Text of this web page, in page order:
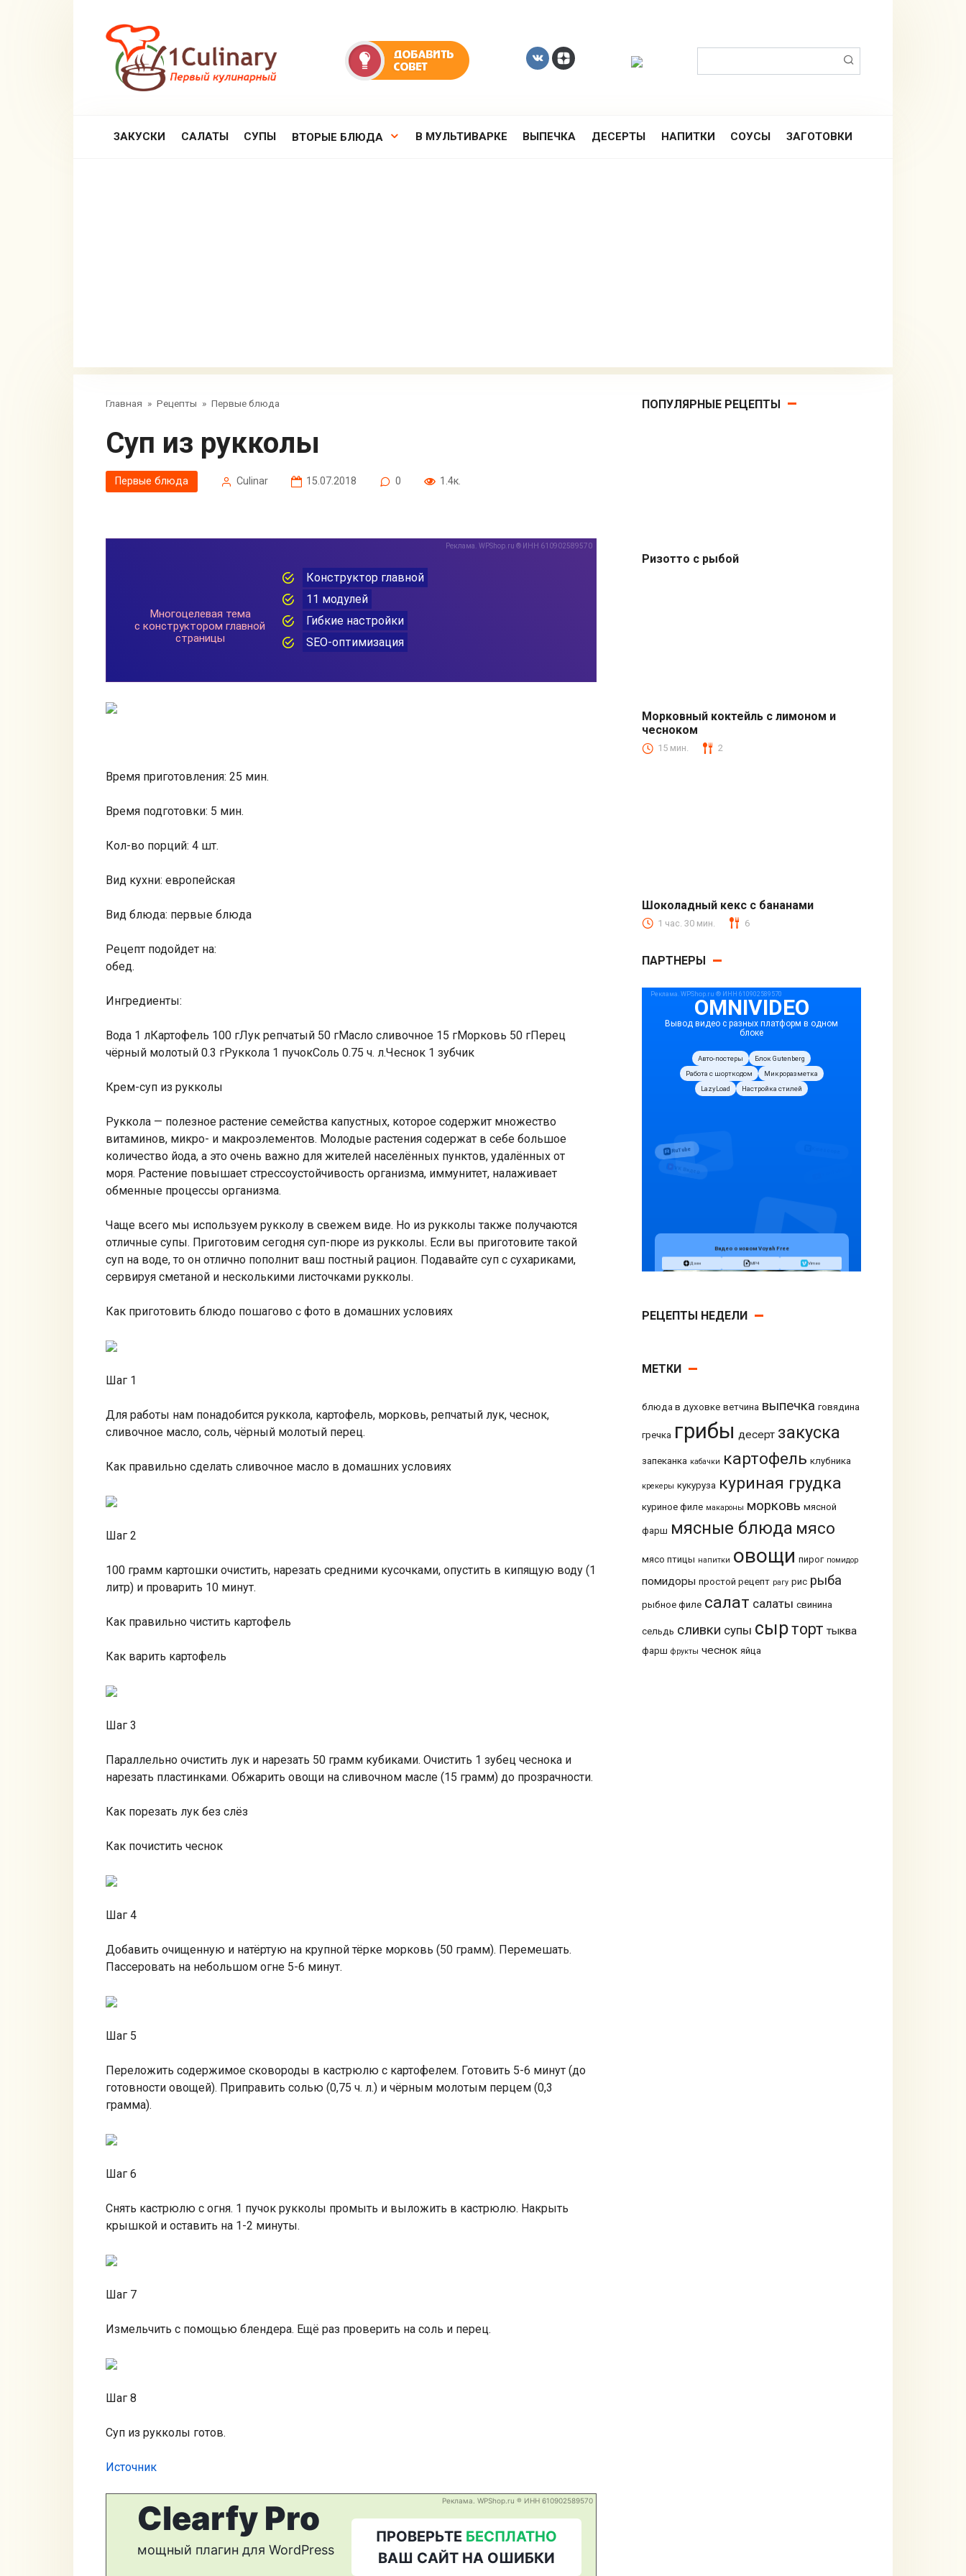
ЗАКУСКИ САЛАТЫ СУПЫ ВТОРЫЕ БЛЮДА В МУЛЬТИВАРКЕ ВЫПЕЧКА ДЕСЕРТЫ НАПИТКИ СОУСЫ ЗАГОТОВКИ
Главная » Рецепты » Первые блюда
Суп из рукколы
Первые блюда Сulinar 15.07.2018 0 1.4к.
Время приготовления: 25 мин.
Время подготовки: 5 мин.
Кол-во порций: 4 шт.
Вид кухни: европейская
Вид блюда: первые блюда
Рецепт подойдет на:
обед.
Ингредиенты:
Вода 1 лКартофель 100 гЛук репчатый 50 гМасло сливочное 15 гМорковь 50 гПерец
чёрный молотый 0.3 гРуккола 1 пучокСоль 0.75 ч. л.Чеснок 1 зубчик
Крем-суп из рукколы
Руккола — полезное растение семейства капустных, которое содержит множество
витаминов, микро- и макроэлементов. Молодые растения содержат в себе большое
количество йода, а это очень важно для жителей населённых пунктов, удалённых от
моря. Растение повышает стрессоустойчивость организма, иммунитет, налаживает
обменные процессы организма.
Чаще всего мы используем рукколу в свежем виде. Но из рукколы также получаются
отличные супы. Приготовим сегодня суп-пюре из рукколы. Если вы приготовите такой
суп на воде, то он отлично пополнит ваш постный рацион. Подавайте суп с сухариками,
сервируя сметаной и несколькими листочками рукколы.
Как приготовить блюдо пошагово с фото в домашних условиях
Шаг 1
Для работы нам понадобится руккола, картофель, морковь, репчатый лук, чеснок,
сливочное масло, соль, чёрный молотый перец.
Как правильно сделать сливочное масло в домашних условиях
Шаг 2
100 грамм картошки очистить, нарезать средними кусочками, опустить в кипящую воду (1
литр) и проварить 10 минут.
Как правильно чистить картофель
Как варить картофель
Шаг 3
Параллельно очистить лук и нарезать 50 грамм кубиками. Очистить 1 зубец чеснока и
нарезать пластинками. Обжарить овощи на сливочном масле (15 грамм) до прозрачности.
Как порезать лук без слёз
Как почистить чеснок
Шаг 4
Добавить очищенную и натёртую на крупной тёрке морковь (50 грамм). Перемешать.
Пассеровать на небольшом огне 5-6 минут.
Шаг 5
Переложить содержимое сковороды в кастрюлю с картофелем. Готовить 5-6 минут (до
готовности овощей). Приправить солью (0,75 ч. л.) и чёрным молотым перцем (0,3
грамма).
Шаг 6
Снять кастрюлю с огня. 1 пучок рукколы промыть и выложить в кастрюлю. Накрыть
крышкой и оставить на 1-2 минуты.
Шаг 7
Измельчить с помощью блендера. Ещё раз проверить на соль и перец.
Шаг 8
Суп из рукколы готов.
Источник
ПОПУЛЯРНЫЕ РЕЦЕПТЫ
Ризотто с рыбой
Безалкогольные
Морковный коктейль с лимоном и
чесноком
15 мин. 2
Блюда из муки
Шоколадный кекс с бананами
1 час. 30 мин. 6
ПАРТНЕРЫ
РЕЦЕПТЫ НЕДЕЛИ
МЕТКИ
блюда в духовке ветчина выпечка говядина
гречка грибы десерт закуска
запеканка кабачки картофель клубника
крекеры кукуруза куриная грудка
куриное филе макароны морковь мясной
фарш мясные блюда мясо
мясо птицы напитки овощи пирог помидор
помидоры простой рецепт рагу рис рыба
рыбное филе салат салаты свинина
сельдь сливки супы сырторт тыква
фарш фрукты чеснок яйца